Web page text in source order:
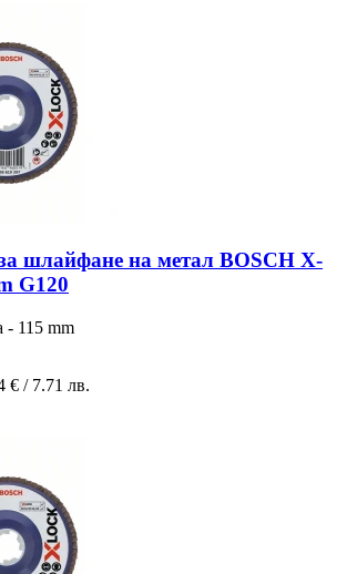
шлайфане на метал BOSCH X-
G120
- 115 mm
€ / 7.71 лв.